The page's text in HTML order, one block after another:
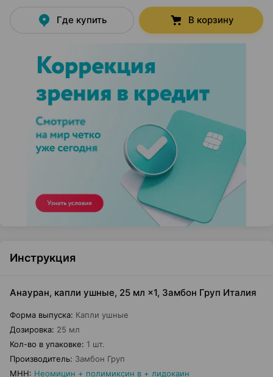
Где купить В корзину
Инструкция
Анауран, капли ушные, 25 мл ×1, Замбон Груп Италия
Форма выпуска: Капли ушные
Дозировка: 25 мл
Кол-во в упаковке: 1 шт.
Производитель: Замбон Груп
МНН: Неомицин + полимиксин в + лидокаин